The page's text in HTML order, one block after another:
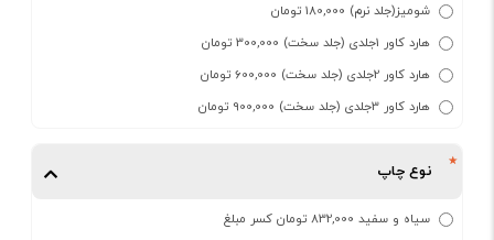
شومیز(جلد نرم) 180,000 تومان
هارد کاور 1جلدی (جلد سخت) 300,000 تومان
هارد کاور 2جلدی (جلد سخت) 600,000 تومان
هارد کاور 3جلدی (جلد سخت) 900,000 تومان
نوع چاپ
سیاه و سفید 832,000 تومان کسر مبلغ